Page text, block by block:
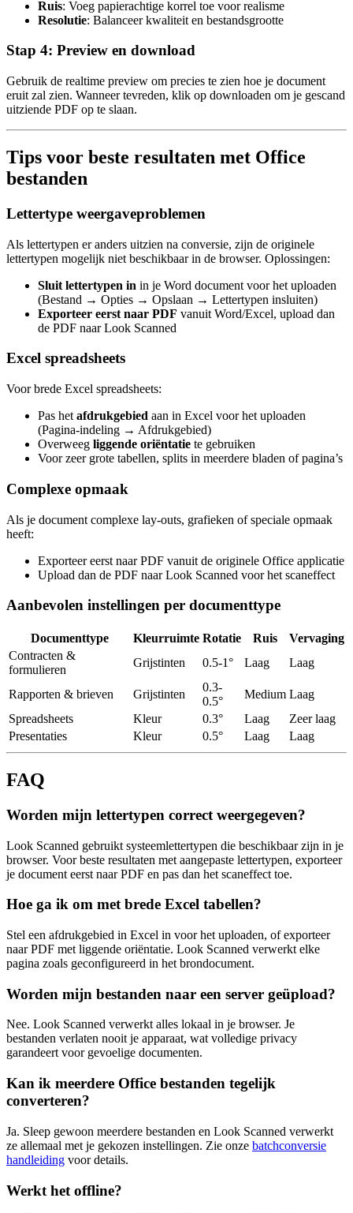
Ruis: Voeg papierachtige korrel toe voor realisme
Resolutie: Balanceer kwaliteit en bestandsgrootte
Stap 4: Preview en download
Gebruik de realtime preview om precies te zien hoe je document
eruit zal zien. Wanneer tevreden, klik op downloaden om je gescand
uitziende PDF op te slaan.
Tips voor beste resultaten met Office
bestanden
Lettertype weergaveproblemen
Als lettertypen er anders uitzien na conversie, zijn de originele
lettertypen mogelijk niet beschikbaar in de browser. Oplossingen:
Sluit lettertypen in in je Word document voor het uploaden
(Bestand → Opties → Opslaan → Lettertypen insluiten)
Exporteer eerst naar PDF vanuit Word/Excel, upload dan
de PDF naar Look Scanned
Excel spreadsheets
Voor brede Excel spreadsheets:
Pas het afdrukgebied aan in Excel voor het uploaden
(Pagina-indeling → Afdrukgebied)
Overweeg liggende oriëntatie te gebruiken
Voor zeer grote tabellen, splits in meerdere bladen of pagina’s
Complexe opmaak
Als je document complexe lay-outs, grafieken of speciale opmaak
heeft:
Exporteer eerst naar PDF vanuit de originele Office applicatie
Upload dan de PDF naar Look Scanned voor het scaneffect
Aanbevolen instellingen per documenttype
Documenttype Kleurruimte Rotatie Ruis
Vervaging
Contracten &
formulieren
Grijstinten 0.5-1° Laag Laag
Rapporten & brieven Grijstinten
0.3-
0.5°
Medium Laag
Spreadsheets
Kleur 0.3° Laag
Zeer laag
Presentaties
Kleur 0.5° Laag Laag
FAQ
Worden mijn lettertypen correct weergegeven?
Look Scanned gebruikt systeemlettertypen die beschikbaar zijn in je
browser. Voor beste resultaten met aangepaste lettertypen, exporteer
je document eerst naar PDF en pas dan het scaneffect toe.
Hoe ga ik om met brede Excel tabellen?
Stel een afdrukgebied in Excel in voor het uploaden, of exporteer
naar PDF met liggende oriëntatie. Look Scanned verwerkt elke
pagina zoals geconfigureerd in het brondocument.
Worden mijn bestanden naar een server geüpload?
Nee. Look Scanned verwerkt alles lokaal in je browser. Je
bestanden verlaten nooit je apparaat, wat volledige privacy
garandeert voor gevoelige documenten.
Kan ik meerdere Office bestanden tegelijk
converteren?
Ja. Sleep gewoon meerdere bestanden en Look Scanned verwerkt
ze allemaal met je gekozen instellingen. Zie onze batchconversie
handleiding voor details.
Werkt het offline?